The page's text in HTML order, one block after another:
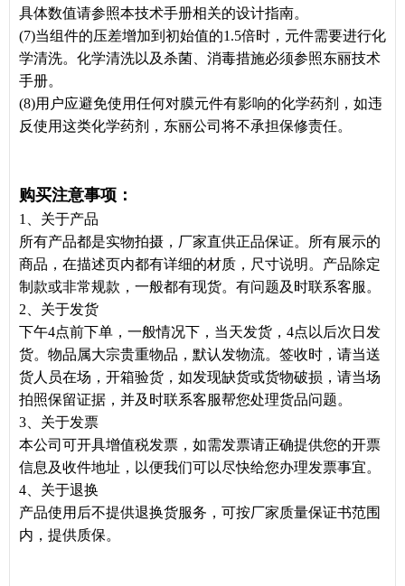
具体数值请参照本技术手册相关的设计指南。
(7)当组件的压差增加到初始值的1.5倍时，元件需要进行化
学清洗。化学清洗以及杀菌、消毒措施必须参照东丽技术
手册。
(8)用户应避免使用任何对膜元件有影响的化学药剂，如违
反使用这类化学药剂，东丽公司将不承担保修责任。
购买注意事项：
1、关于产品
所有产品都是实物拍摄，厂家直供正品保证。所有展示的
商品，在描述页内都有详细的材质，尺寸说明。产品除定
制款或非常规款，一般都有现货。有问题及时联系客服。
2、关于发货
下午4点前下单，一般情况下，当天发货，4点以后次日发
货。物品属大宗贵重物品，默认发物流。签收时，请当送
货人员在场，开箱验货，如发现缺货或货物破损，请当场
拍照保留证据，并及时联系客服帮您处理货品问题。
3、关于发票
本公司可开具增值税发票，如需发票请正确提供您的开票
信息及收件地址，以便我们可以尽快给您办理发票事宜。
4、关于退换
产品使用后不提供退换货服务，可按厂家质量保证书范围
内，提供质保。